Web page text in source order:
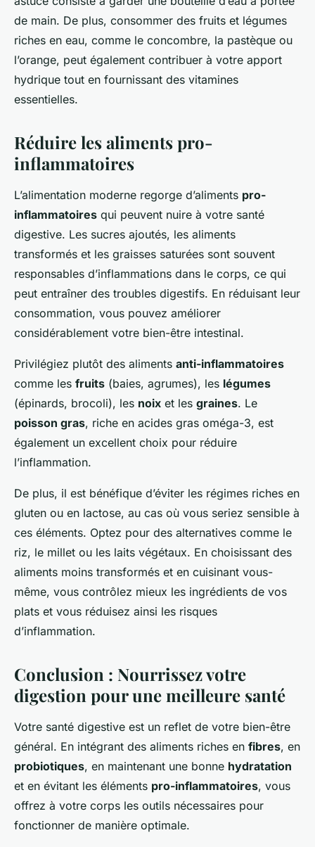
de main. De plus, consommer des fruits et légumes
riches en eau, comme le concombre, la pastèque ou
l’orange, peut également contribuer à votre apport
hydrique tout en fournissant des vitamines
essentielles.
Réduire les aliments pro-
inflammatoires
L’alimentation moderne regorge d’aliments pro-
inflammatoires qui peuvent nuire à votre santé
digestive. Les sucres ajoutés, les aliments
transformés et les graisses saturées sont souvent
responsables d’inflammations dans le corps, ce qui
peut entraîner des troubles digestifs. En réduisant leur
consommation, vous pouvez améliorer
considérablement votre bien-être intestinal.
Privilégiez plutôt des aliments anti-inflammatoires
comme les fruits (baies, agrumes), les légumes
(épinards, brocoli), les noix et les graines. Le
poisson gras, riche en acides gras oméga-3, est
également un excellent choix pour réduire
l’inflammation.
De plus, il est bénéfique d’éviter les régimes riches en
gluten ou en lactose, au cas où vous seriez sensible à
ces éléments. Optez pour des alternatives comme le
riz, le millet ou les laits végétaux. En choisissant des
aliments moins transformés et en cuisinant vous-
même, vous contrôlez mieux les ingrédients de vos
plats et vous réduisez ainsi les risques
d’inflammation.
Conclusion : Nourrissez votre
digestion pour une meilleure santé
Votre santé digestive est un reflet de votre bien-être
général. En intégrant des aliments riches en fibres, en
probiotiques, en maintenant une bonne hydratation
et en évitant les éléments pro-inflammatoires, vous
offrez à votre corps les outils nécessaires pour
fonctionner de manière optimale.